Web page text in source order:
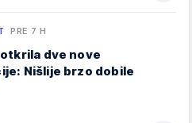
PRE 7 H
dve nove
Nišlije brzo dobile